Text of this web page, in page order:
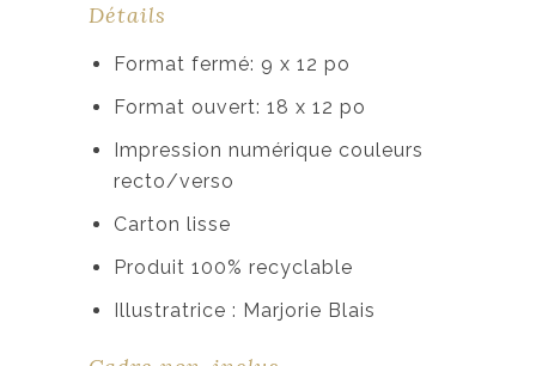
Détails
Format fermé: 9 x 12 po
Format ouvert: 18 x 12 po
Impression numérique couleurs
recto/verso
Carton lisse
Produit 100% recyclable
Illustratrice : Marjorie Blais